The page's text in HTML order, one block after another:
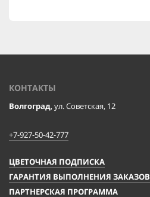
КОНТАКТЫ
Волгоград, ул. Советская, 12
+7-927-50-42-777
ЦВЕТОЧНАЯ ПОДПИСКА
ГАРАНТИЯ ВЫПОЛНЕНИЯ ЗАКАЗОВ
ПАРТНЕРСКАЯ ПРОГРАММА